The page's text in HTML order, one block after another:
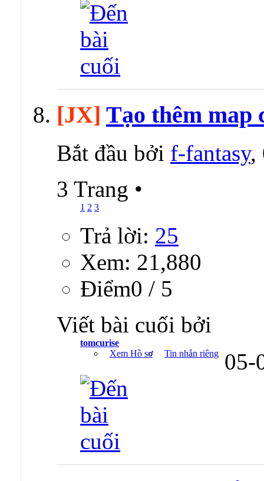
[JX] Tạo thêm map
Bắt đầu bởi f-fantasy,
3 Trang •
1 2 3
Trả lời: 25
Xem: 21,880
Ðiểm0 / 5
Viết bài cuối bởi
tomcurise
Xem Hồ sơ
Tin nhắn riêng 05-